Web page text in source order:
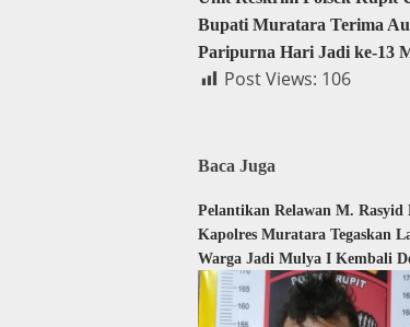
Bupati Muratara Terima
Paripurna Hari Jadi ke-13
Post Views: 106
Baca Juga
Pelantikan Relawan M. Rasyid
Kapolres Muratara Tegaskan
Warga Jadi Mulya I Kembali